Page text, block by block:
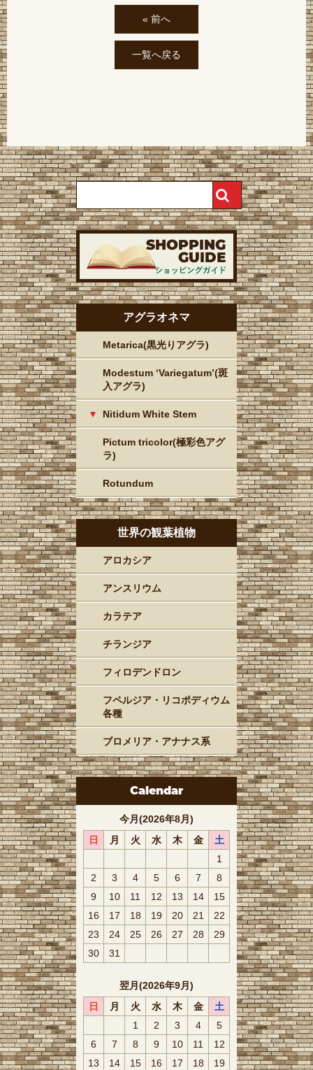
« 前へ
一覧へ戻る
アグラオネマ
Metarica(黒光りアグラ)
Modestum ‘Variegatum’(斑
入アグラ)
Nitidum White Stem
Pictum tricolor(極彩色アグ
ラ)
Rotundum
世界の観葉植物
アロカシア
アンスリウム
カラテア
チランジア
フィロデンドロン
フペルジア・リコポディウム
各種
ブロメリア・アナナス系
Calendar
今月(2026年8月)
日
月 火 水 木 金
土
1
2
3 4 5 6 7
8
9
10 11 12 13 14
15
16
17 18 19 20 21
22
23
24 25 26 27 28
29
30
31
翌月(2026年9月)
日
月 火 水 木 金
土
1
2 3 4
5
6
7 8 9 10 11
12
13
14 15 16 17 18 19